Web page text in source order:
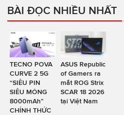
BÀI ĐỌC NHIỀU NHẤT
TECNO POVA
CURVE 2 5G
“SIÊU PIN
SIÊU MỎNG
8000mAh”
CHÍNH THỨC
ASUS Republic
of Gamers ra
mắt ROG Strix
SCAR 18 2026
tại Việt Nam